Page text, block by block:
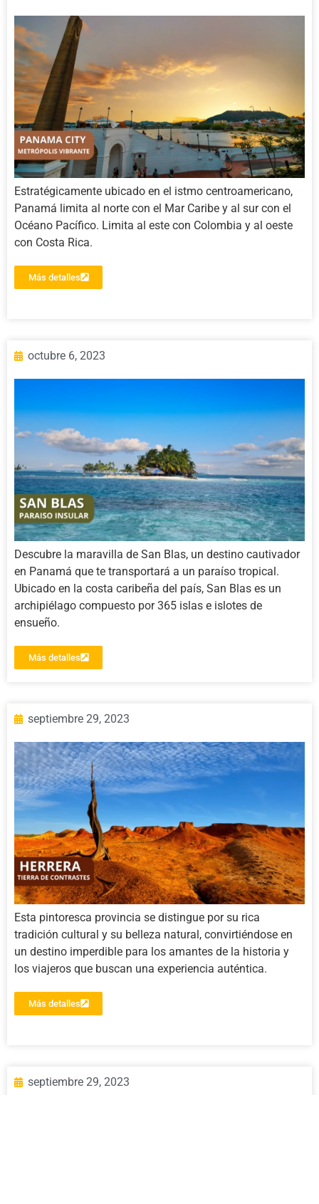
Estratégicamente ubicado en el istmo centroamericano,
Panamá limita al norte con el Mar Caribe y al sur con el
Océano Pacífico. Limita al este con Colombia y al oeste
con Costa Rica.
Más detalles
octubre 6, 2023
Descubre la maravilla de San Blas, un destino cautivador
en Panamá que te transportará a un paraíso tropical.
Ubicado en la costa caribeña del país, San Blas es un
archipiélago compuesto por 365 islas e islotes de
ensueño.
Más detalles
septiembre 29, 2023
Esta pintoresca provincia se distingue por su rica
tradición cultural y su belleza natural, convirtiéndose en
un destino imperdible para los amantes de la historia y
los viajeros que buscan una experiencia auténtica.
Más detalles
septiembre 29, 2023